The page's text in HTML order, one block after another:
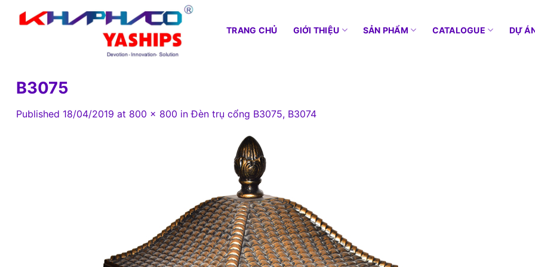
TRANG CHỦ GIỚI THIỆU SẢN PHẨM CATALOGUE DỰ
B3075
Published 18/04/2019 at 800 × 800 inĐèn trụ cổng B3075, B3074